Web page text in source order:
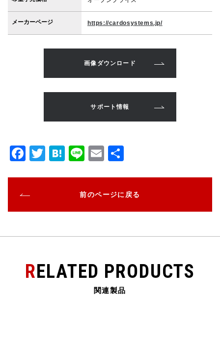
メーカーページ https://cardosystems.jp/
画像ダウンロード
サポート情報
F
e
b
o
k
T
r
H
a
Li
E
l
前のページに戻る
RELATED PRODUCTS
関連製品